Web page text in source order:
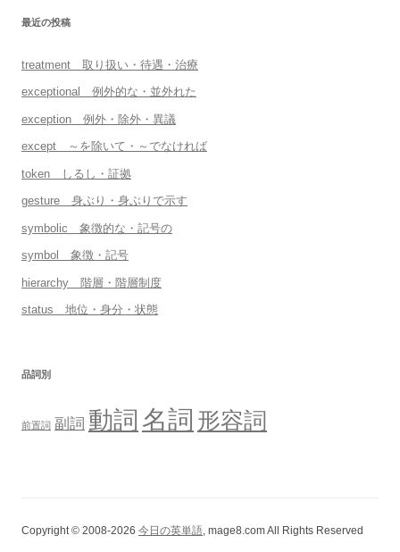
最近の投稿
treatment 取り扱い・待遇・治療
exceptional 例外的な・並外れた
exception 例外・除外・異議
except ～を除いて・～でなければ
token しるし・証拠
gesture 身ぶり・身ぶりで示す
symbolic 象徴的な・記号の
symbol 象徴・記号
hierarchy 階層・階層制度
status 地位・身分・状態
品詞別
前置詞 副詞 動詞 名詞 形容詞
Copyright © 2008-2026 今日の英単語, mage8.com All Rights Reserved